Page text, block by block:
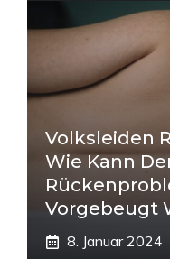
Volksleiden
Wie Kann
Vorgebeugt
8. Januar 2024